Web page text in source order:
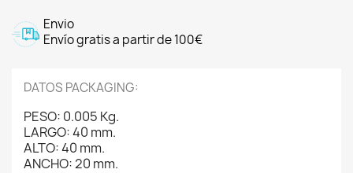
Envio
Envío gratis a partir de 100€
DATOS PACKAGING:
PESO: 0.005 Kg.
LARGO: 40 mm.
ALTO: 40 mm.
ANCHO: 20 mm.